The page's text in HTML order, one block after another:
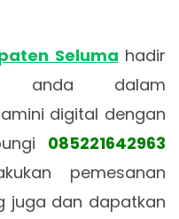
Seluma hadir
anda dalam
digital dengan
085221642963
pemesanan
juga dan dapatkan